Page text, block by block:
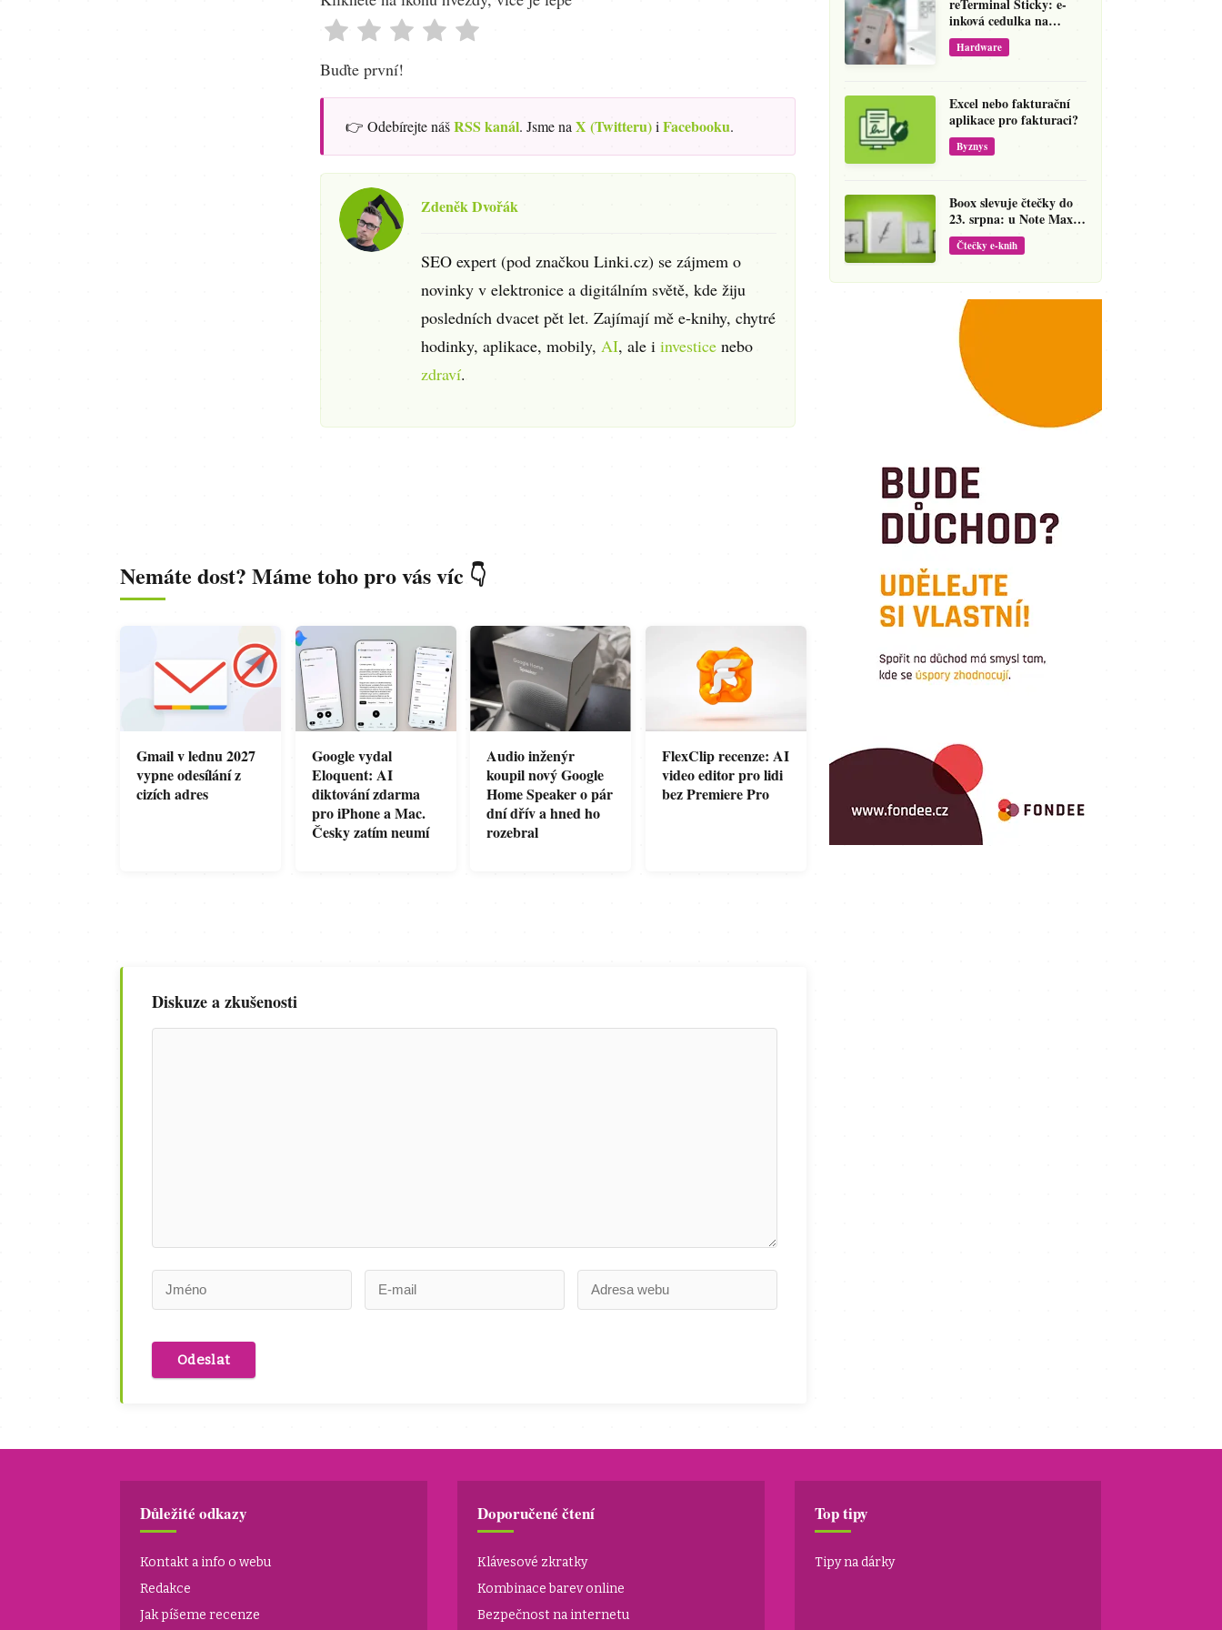
Buďte první!
👉 Odebírejte nášRSS kanál. Jsme na X (Twitteru)i Facebooku.
Zdeněk Dvořák
SEO expert (pod značkou Linki.cz) se zájmem o
novinky v elektronice a digitálním světě, kde žiju
posledních dvacet pět let. Zajímají mě e-knihy, chytré
hodinky, aplikace, mobily, AI, ale i investice nebo
zdraví.
Nemáte dost? Máme toho pro vás víc 👇
Gmail v lednu 2027
vypne odesílání z
cizích adres
Google vydal
Eloquent: AI
diktování zdarma
pro iPhone a Mac.
Česky zatím neumí
Audio inženýr
koupil nový Google
Home Speaker o pár
dní dřív a hned ho
rozebral
FlexClip recenze: AI
video editor pro lidi
bez Premiere Pro
Diskuze a zkušenosti
reTerminal Sticky: e-
inková cedulka na
ledničku, která přepíše
váš hlas na vzkaz
Hardware
Excel nebo fakturační
aplikace pro fakturaci?
Byznys
Boox slevuje čtečky do
23. srpna: u Note Maxu
jde cena dolů o 138 eur
Čtečky e-knih
Důležité odkazy
Kontakt a info o webu
Redakce
Jak píšeme recenze
Doporučené čtení
Klávesové zkratky
Kombinace barev online
Bezpečnost na internetu
Top tipy
Tipy na dárky